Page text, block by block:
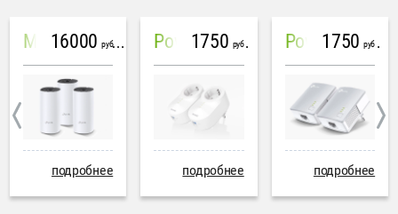
Mesh система TP-Link Deco M4 (3 устройства)
16000 руб
подробнее
PowerLine Tenda PH6
1750 руб
подробнее
PowerLine TP-Link AV600
1750 руб
подробнее